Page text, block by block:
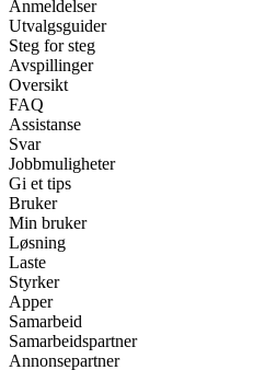
Anmeldelser
Utvalgsguider
Steg for steg
Avspillinger
Oversikt
FAQ
Assistanse
Svar
Jobbmuligheter
Gi et tips
Bruker
Min bruker
Løsning
Laste
Styrker
Apper
Samarbeid
Samarbeidspartner
Annonsepartner